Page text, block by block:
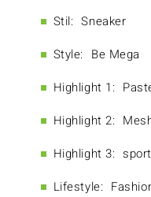
Stil: Sneaker
Style: Be Mega
Highlight 1:
Highlight 2:
Highlight 3:
Lifestyle: